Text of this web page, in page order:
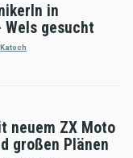
in
gesucht
neuem ZX Moto
großen Plänen